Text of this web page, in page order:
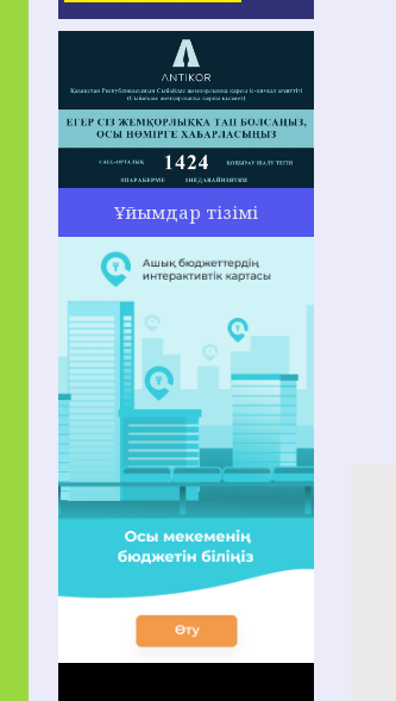
Ұйымдар тізімі